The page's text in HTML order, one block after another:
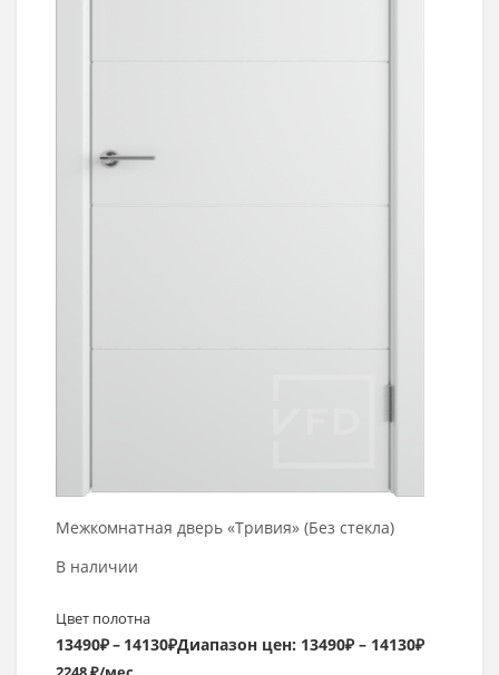
Межкомнатная дверь «Тривия» (Без стекла)
В наличии
Цвет полотна
13490₽– 14130₽Диапазон цен: 13490₽ – 14130₽